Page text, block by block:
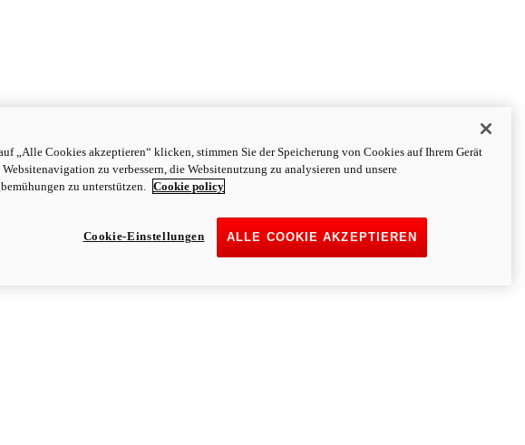
„Alle Cookies akzeptieren“ klicken, stimmen Sie der Speicherung von Cookies auf Ihrem Gerät
zu verbessern, die Websitenutzung zu analysieren und unsere
zu unterstützen. Cookie policy
ALLE COOKIE AKZEPTIEREN
Cookie-Einstellungen